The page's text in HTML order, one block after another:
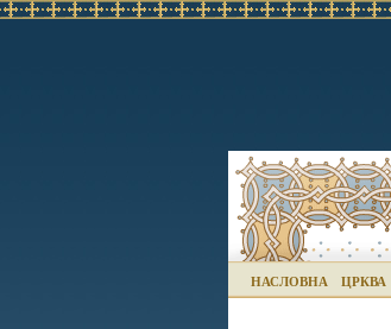
НАСЛОВНА ЦРКВА